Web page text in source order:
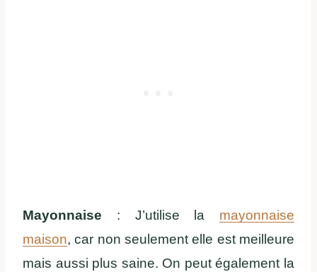
Mayonnaise : J’utilise la mayonnaise
maison, car non seulement elle est meilleure
mais aussi plus saine. On peut également la